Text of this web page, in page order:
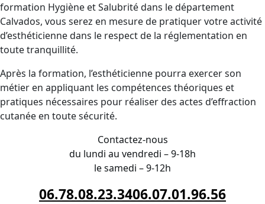
formation Hygiène et Salubrité dans le département
Calvados, vous serez en mesure de pratiquer votre activité
d’esthéticienne dans le respect de la réglementation en
toute tranquillité.
Après la formation, l’esthéticienne pourra exercer son
métier en appliquant les compétences théoriques et
pratiques nécessaires pour réaliser des actes d’effraction
cutanée en toute sécurité.
Contactez-nous
du lundi au vendredi – 9-18h
le samedi – 9-12h
06.78.08.23.3406.07.01.96.56